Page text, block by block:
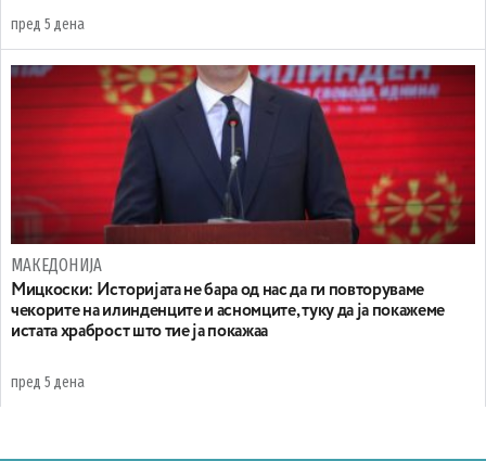
пред 5 дена
МАКЕДОНИЈА
Мицкоски: Историјата не бара од нас да ги повторуваме
чекорите на илинденците и асномците, туку да ја покажеме
истата храброст што тие ја покажаа
пред 5 дена